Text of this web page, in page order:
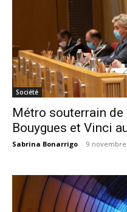
Société
Métro souterrain de
Bouygues et Vinci
Sabrina Bonarrigo - 9 novembre